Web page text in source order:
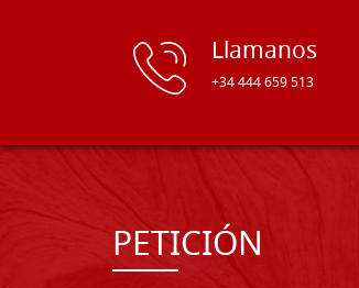
Llamanos
+34 444 659 513
PETICIÓN